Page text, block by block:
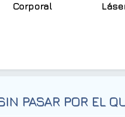
Corporal
PASAR POR EL